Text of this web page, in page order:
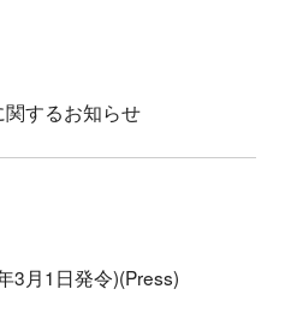
するお知らせ
3月1日発令)(Press)